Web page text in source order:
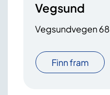
Vegsund
Vegsundvegen 68
Finn fram